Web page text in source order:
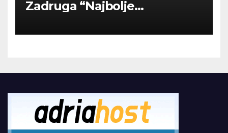
Zadruga “Najbolje